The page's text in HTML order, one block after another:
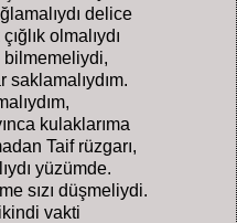
delice
olmalıydı
kulaklarıma
Taif rüzgarı,
yüzümde.
sızı düşmeliydi.
vakti